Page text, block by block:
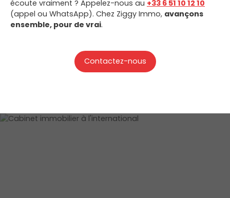
écoute vraiment ? Appelez-nous au +33 6 51 10 12 10
(appel ou WhatsApp). Chez Ziggy Immo, avançons
ensemble, pour de vrai.
Contactez-nous